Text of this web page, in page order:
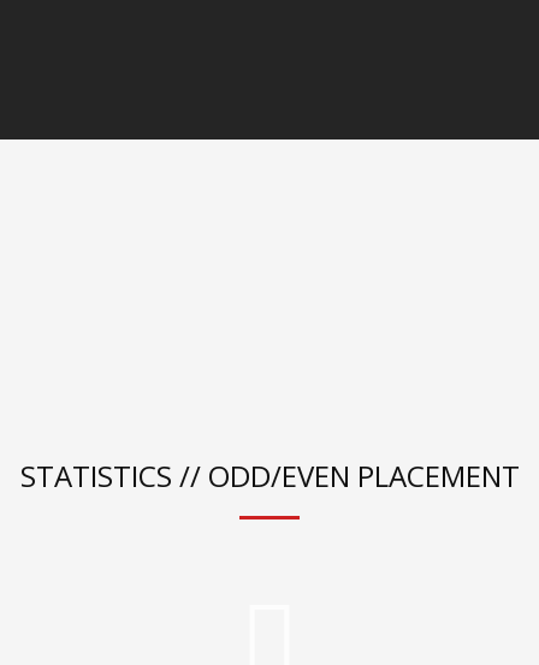
STATISTICS // ODD/EVEN PLACEMENT